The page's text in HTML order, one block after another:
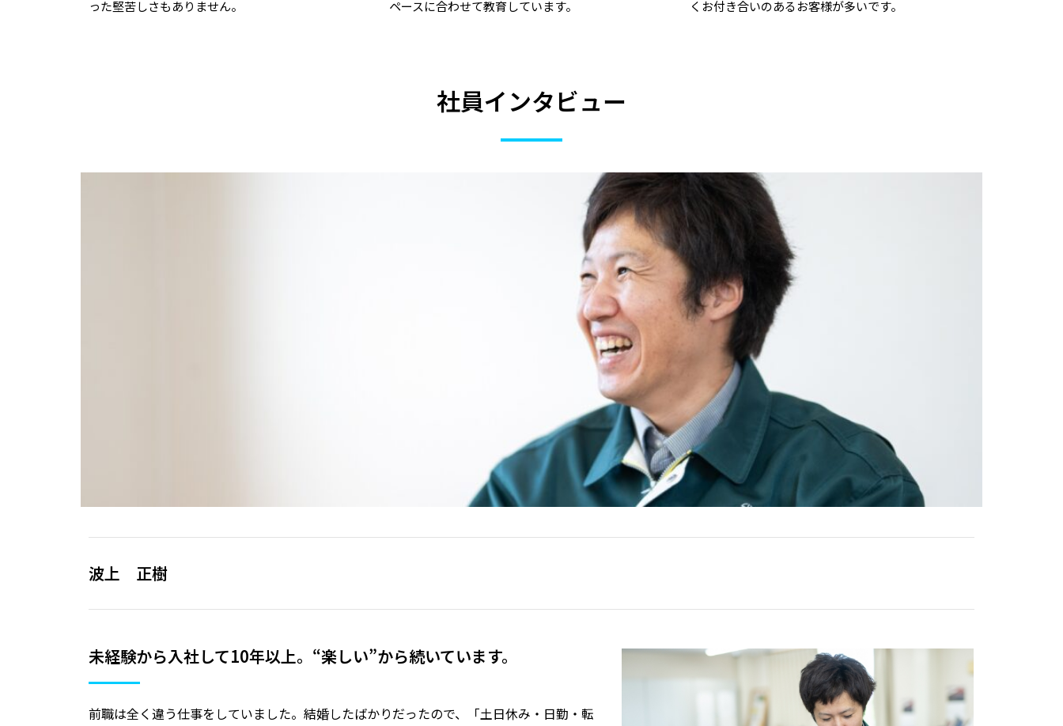
った堅苦しさもありません。
ペースに合わせて教育しています。
くお付き合いのあるお客様が多いです。
社員インタビュー
波上 正樹
未経験から入社して10年以上。“楽しい”から続いています。
前職は全く違う仕事をしていました。結婚したばかりだったので、「土日休み・日勤・転